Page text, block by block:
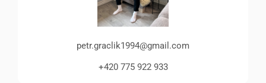
petr.graclik1994@gmail.com
+420 775 922 933